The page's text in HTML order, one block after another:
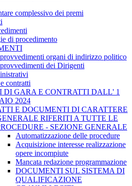
complessivo dei premi
di procedimento
organi di indirizzo politico
dei Dirigenti
contratti
DI GARA E CONTRATTI DALL' 1
2024
E DOCUMENTI DI CARATTERE
RIFERITI A TUTTE LE
- SEZIONE GENERALE
Automatizzazione delle procedure
Acquisizione interesse realizzazione
opere incompiute
Mancata redazione programmazione
DOCUMENTI SUL SISTEMA DI
QUALIFICAZIONE